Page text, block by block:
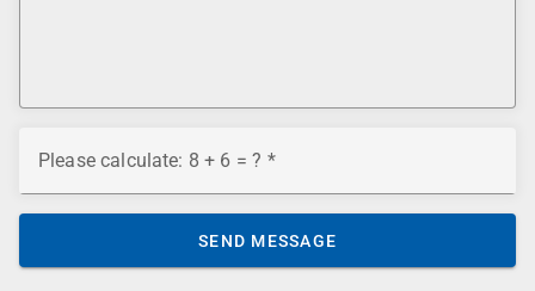
Please calculate: 8 + 6 = ?
SEND MESSAGE